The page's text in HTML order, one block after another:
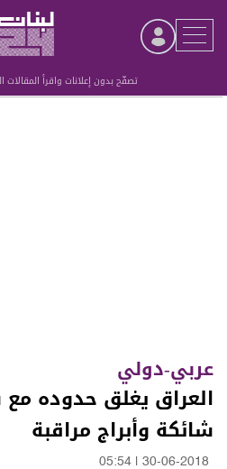
تصفّح بدون إعلانات واقرأ المقالات
عربي-دولي
العراق يغلق حدوده مع
شائكة وأبراج مراقبة
30-06-2018
05:54